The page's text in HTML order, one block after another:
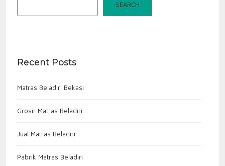
SEARCH
Recent Posts
Matras Beladiri Bekasi
Grosir Matras Beladiri
Jual Matras Beladiri
Pabrik Matras Beladiri